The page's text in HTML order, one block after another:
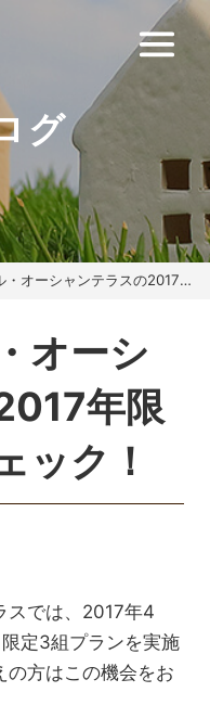
グ
ャンテラスの2017年限定プランをチェック！
オーシ
年限
ック！
スでは、2017年4
定3組プランを実施
の方はこの機会をお